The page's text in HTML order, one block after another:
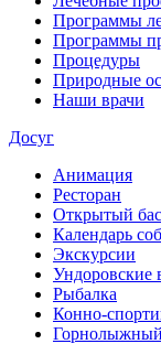
Программы
Программы
Процедуры
Природные
Наши врачи
Досуг
Анимация
Ресторан
Открытый
Календарь
Экскурсии
Ундоровские
Рыбалка
Конно-